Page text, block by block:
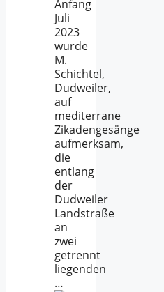
Anfang
Juli
2023
wurde
M.
Schichtel,
Dudweiler,
auf
mediterrane
Zikadengesänge
aufmerksam,
die
entlang
der
Dudweiler
Landstraße
an
zwei
getrennt
liegenden
…